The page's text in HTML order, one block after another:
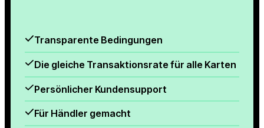
Transparente Bedingungen
Die gleiche Transaktionsrate für alle Karten
Persönlicher Kundensupport
Für Händler gemacht